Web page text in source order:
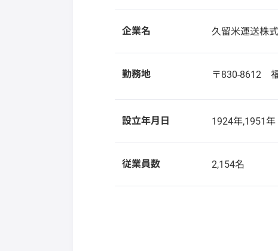
企業名 久留米運送株
勤務地 〒830-8612
設立年月日 1924年,1951年
従業員数 2,154名